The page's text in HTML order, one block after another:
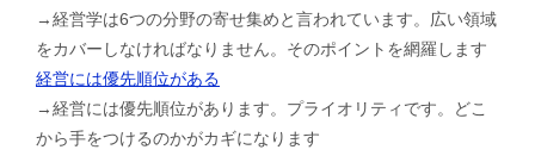
→経営学は6つの分野の寄せ集めと言われています。広い領域
をカバーしなければなりません。そのポイントを網羅します
経営には優先順位がある
→経営には優先順位があります。プライオリティです。どこ
から手をつけるのかがカギになります